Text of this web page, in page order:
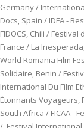
Germany /
Docs, Spain / IDFA -
FIDOCS, Chili /
France / La
World Romania Film
Solidaire, Benin /
International Du Film
Étonnants Voyageurs,
South Africa / FICAA -